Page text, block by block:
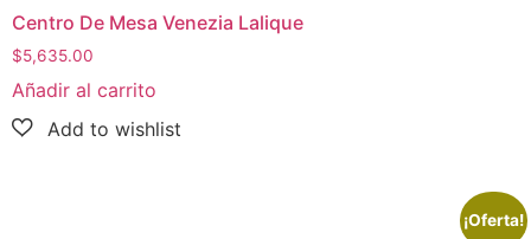
Centro De Mesa Venezia Lalique
$5,635.00
Añadir al carrito
¡Oferta!